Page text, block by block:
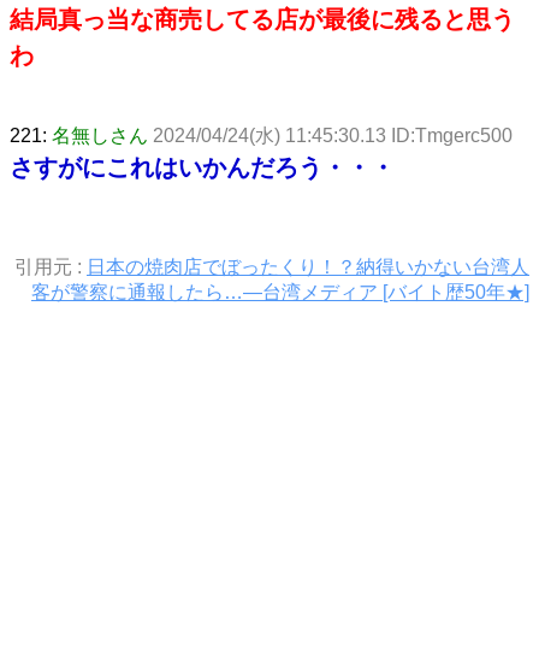
結局真っ当な商売してる店が最後に残ると思う
わ
221: 名無しさん 2024/04/24(水) 11:45:30.13 ID:Tmgerc500
さすがにこれはいかんだろう・・・
引用元 : 日本の焼肉店でぼったくり！？納得いかない台湾人
客が警察に通報したら…―台湾メディア [バイト歴50年★]